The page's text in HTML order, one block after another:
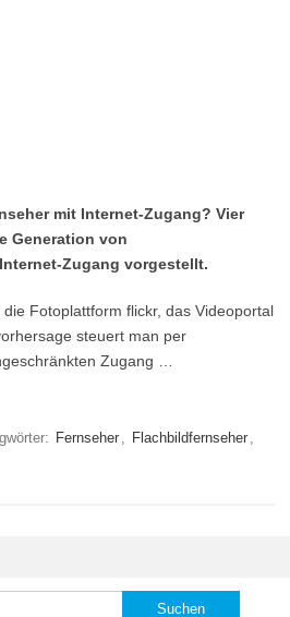
mit Internet-Zugang? Vier
Generation von
Zugang vorgestellt.
Fotoplattform flickr, das Videoportal
steuert man per
Zugang …
Fernseher , Flachbildfernseher ,